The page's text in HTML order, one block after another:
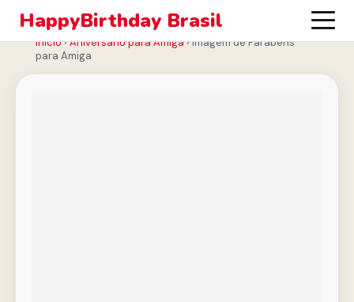
HappyBirthday Brasil
Início›Aniversário para Amiga›Imagem de Parabéns
para Amiga